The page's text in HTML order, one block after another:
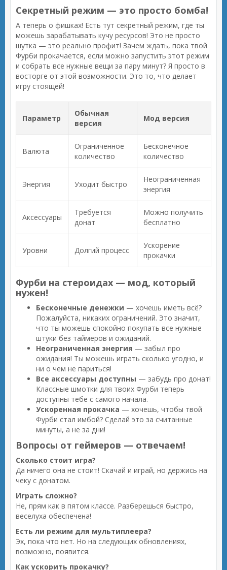
Секретный режим — это просто бомба!
А теперь о фишках! Есть тут секретный режим, где ты
можешь зарабатывать кучу ресурсов! Это не просто
шутка — это реально профит! Зачем ждать, пока твой
Фурби прокачается, если можно запустить этот режим
и собрать все нужные вещи за пару минут? Я просто в
восторге от этой возможности. Это то, что делает
игру стоящей!
Параметр
Обычная
версия
Мод версия
Валюта
Ограниченное
количество
Бесконечное
количество
Энергия Уходит быстро
Неограниченная
энергия
Аксессуары
Требуется
донат
Можно получить
бесплатно
Уровни Долгий процесс
Ускорение
прокачки
Фурби на стероидах — мод, который
нужен!
Бесконечные денежки — хочешь иметь всё?
Пожалуйста, никаких ограничений. Это значит,
что ты можешь спокойно покупать все нужные
штуки без таймеров и ожиданий.
Неограниченная энергия — забыл про
ожидания! Ты можешь играть сколько угодно, и
ни о чем не париться!
Все аксессуары доступны — забудь про донат!
Классные шмотки для твоих Фурби теперь
доступны тебе с самого начала.
Ускоренная прокачка — хочешь, чтобы твой
Фурби стал имбой? Сделай это за считанные
минуты, а не за дни!
Вопросы от геймеров — отвечаем!
Сколько стоит игра?
Да ничего она не стоит! Скачай и играй, но держись на
чеку с донатом.
Играть сложно?
Не, прям как в пятом классе. Разберешься быстро,
веселуха обеспечена!
Есть ли режим для мультиплеера?
Эх, пока что нет. Но на следующих обновлениях,
возможно, появится.
Как ускорить прокачку?